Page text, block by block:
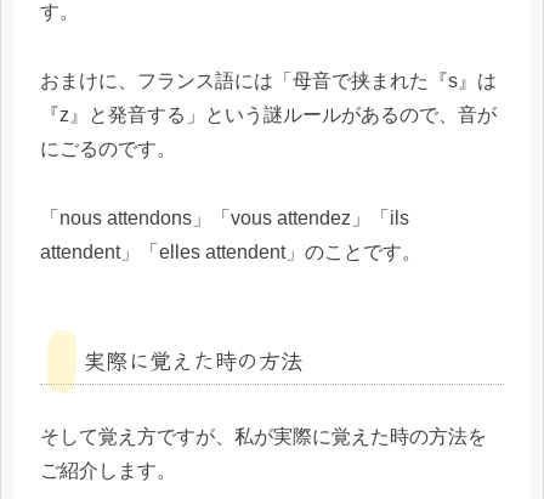
す。
おまけに、フランス語には「母音で挟まれた『s』は
『z』と発音する」という謎ルールがあるので、音が
にごるのです。
「nous attendons」「vous attendez」「ils
attendent」「elles attendent」のことです。
実際に覚えた時の方法
そして覚え方ですが、私が実際に覚えた時の方法を
ご紹介します。